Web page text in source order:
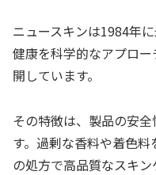
ニュースキンは1984年
健康を科学的なアプロ
開しています。
その特徴は、製品の安
す。過剰な香料や着色
の処方で高品質なスキン